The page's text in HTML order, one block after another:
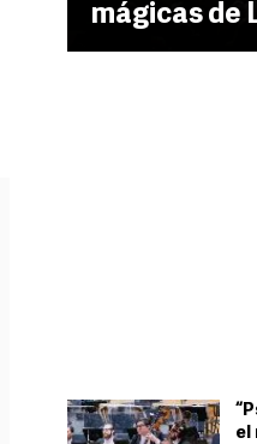
mágicas de
el